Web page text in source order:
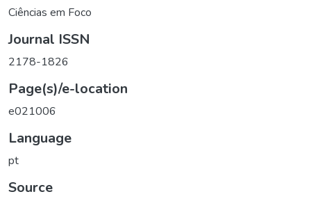
Ciências em Foco
Journal ISSN
2178-1826
Page(s)/e-location
e021006
Language
pt
Source